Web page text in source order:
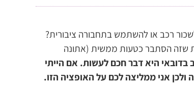
רכב או להשתמש בתחבורה ציבורית?
שזה הסתבר כטעות ממשית (אתונה
היא דבר חכם לעשות. אם הייתי
אני ממליצה לכם על האופציה הזו.